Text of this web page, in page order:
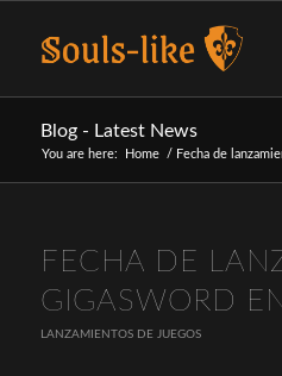
Blog - Latest News
You are here: Home / Fecha de
FECHA DE
GIGASWORD
LANZAMIENTOS DE JUEGOS